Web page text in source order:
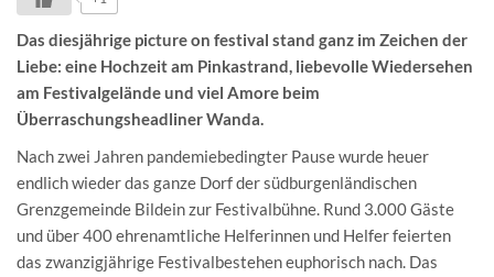
Das diesjährige picture on festival stand ganz im Zeichen der
Liebe: eine Hochzeit am Pinkastrand, liebevolle Wiedersehen
am Festivalgelände und viel Amore beim
Überraschungsheadliner Wanda.
Nach zwei Jahren pandemiebedingter Pause wurde heuer
endlich wieder das ganze Dorf der südburgenländischen
Grenzgemeinde Bildein zur Festivalbühne. Rund 3.000 Gäste
und über 400 ehrenamtliche Helferinnen und Helfer feierten
das zwanzigjährige Festivalbestehen euphorisch nach. Das